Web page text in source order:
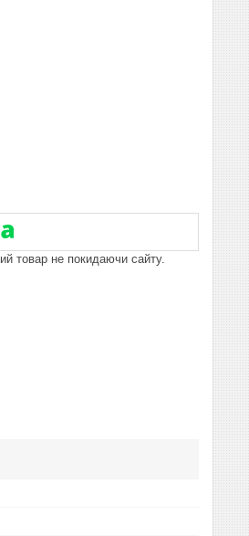
товар не покидаючи сайту.